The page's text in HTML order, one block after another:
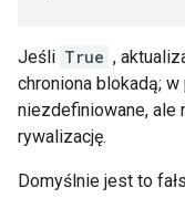
Jeśli True ,
chroniona blokadą;
niezdefiniowane, ale
rywalizację.
Domyślnie jest to